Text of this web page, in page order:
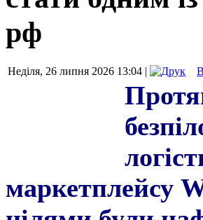
рф
Неділя, 26 липня 2026 13:04 |
маркетплейсу